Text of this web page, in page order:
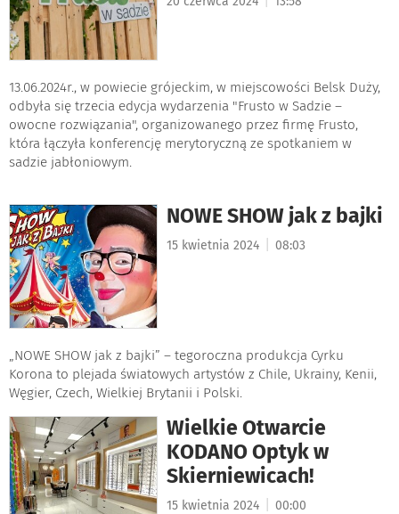
13.06.2024r., w powiecie grójeckim, w miejscowości Belsk Duży,
odbyła się trzecia edycja wydarzenia "Frusto w Sadzie –
owocne rozwiązania", organizowanego przez firmę Frusto,
która łączyła konferencję merytoryczną ze spotkaniem w
sadzie jabłoniowym.
NOWE SHOW jak z bajki
15 kwietnia 2024 08:03
„NOWE SHOW jak z bajki” – tegoroczna produkcja Cyrku
Korona to plejada światowych artystów z Chile, Ukrainy, Kenii,
Węgier, Czech, Wielkiej Brytanii i Polski.
Wielkie Otwarcie
KODANO Optyk w
Skierniewicach!
15 kwietnia 2024 00:00